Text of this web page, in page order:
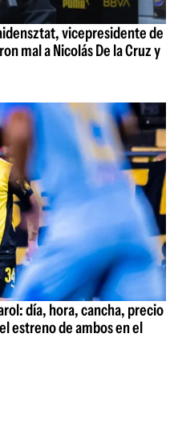
vicepresidente de
mal a Nicolás De la Cruz y
día, hora, cancha, precio
estreno de ambos en el